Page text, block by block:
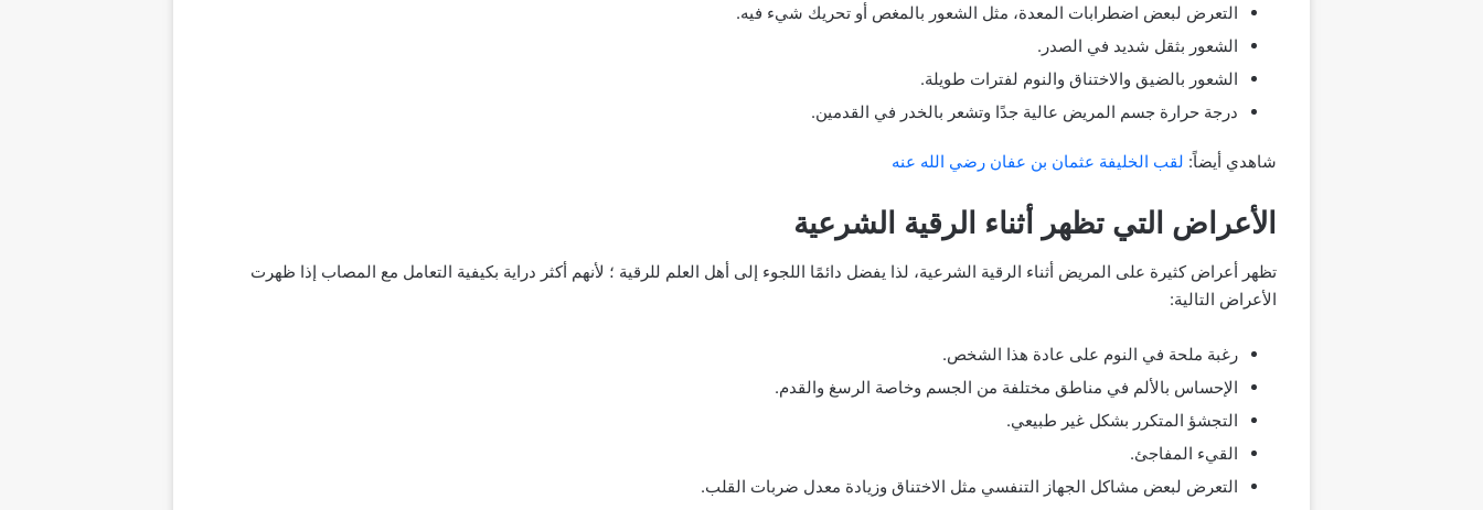
التعرض لبعض اضطرابات المعدة، مثل الشعور بالمغص أو تحريك شيء فيه.
الشعور بثقل شديد في الصدر.
الشعور بالضيق والاختناق والنوم لفترات طويلة.
درجة حرارة جسم المريض عالية جدًا وتشعر بالخدر في القدمين.
شاهدي أيضاً: لقب الخليفة عثمان بن عفان رضي الله عنه
الأعراض التي تظهر أثناء الرقية الشرعية
تظهر أعراض كثيرة على المريض أثناء الرقية الشرعية، لذا يفضل دائمًا اللجوء إلى أهل العلم للرقية ؛ لأنهم أكثر دراية بكيفية التعامل مع المصاب إذا ظهرت
الأعراض التالية:
رغبة ملحة في النوم على عادة هذا الشخص.
الإحساس بالألم في مناطق مختلفة من الجسم وخاصة الرسغ والقدم.
التجشؤ المتكرر بشكل غير طبيعي.
القيء المفاجئ.
التعرض لبعض مشاكل الجهاز التنفسي مثل الاختناق وزيادة معدل ضربات القلب.